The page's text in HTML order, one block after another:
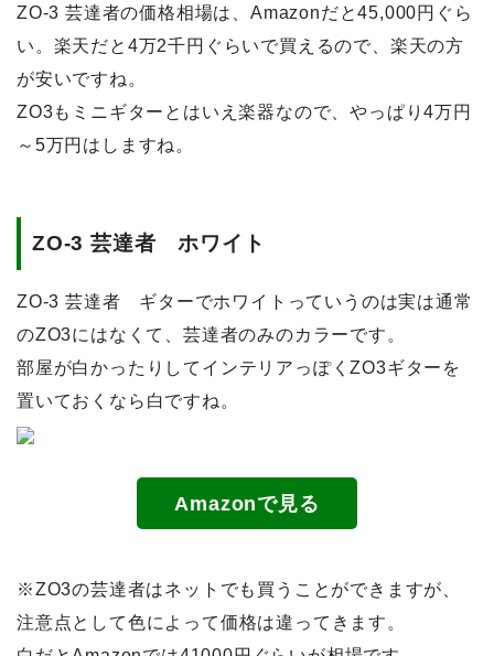
ZO-3 芸達者の価格相場は、Amazonだと45,000円ぐら
い。 楽天だと4万2千円ぐらいで買えるので、楽天の方
が安いですね。
ZO3もミニギターとはいえ楽器なので、やっぱり4万円
～5万円はしますね。
ZO-3 芸達者 ホワイト
ZO-3 芸達者 ギターでホワイトっていうのは実は通常
のZO3にはなくて、芸達者のみのカラーです。
部屋が白かったりしてインテリアっぽくZO3ギターを
置いておくなら白ですね。
Amazonで見る
※ZO3の芸達者はネットでも買うことができますが、
注意点として色によって価格は違ってきます。